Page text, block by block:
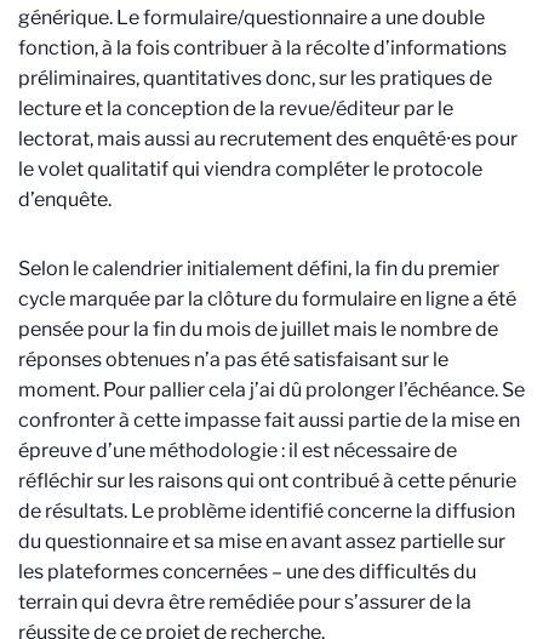
générique. Le formulaire/questionnaire a une double
fonction, à la fois contribuer à la récolte d’informations
préliminaires, quantitatives donc, sur les pratiques de
lecture et la conception de la revue/éditeur par le
lectorat, mais aussi au recrutement des enquêté⸱es pour
le volet qualitatif qui viendra compléter le protocole
d’enquête.
Selon le calendrier initialement défini, la fin du premier
cycle marquée par la clôture du formulaire en ligne a été
pensée pour la fin du mois de juillet mais le nombre de
réponses obtenues n’a pas été satisfaisant sur le
moment. Pour pallier cela j’ai dû prolonger l’échéance. Se
confronter à cette impasse fait aussi partie de la mise en
épreuve d’une méthodologie : il est nécessaire de
réfléchir sur les raisons qui ont contribué à cette pénurie
de résultats. Le problème identifié concerne la diffusion
du questionnaire et sa mise en avant assez partielle sur
les plateformes concernées – une des difficultés du
terrain qui devra être remédiée pour s’assurer de la
réussite de ce projet de recherche.